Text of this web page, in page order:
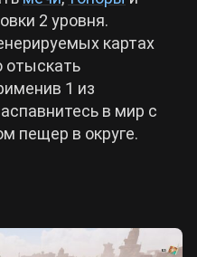
2 уровня.
картах
отыскать
1 из
в мир с
пещер в округе.